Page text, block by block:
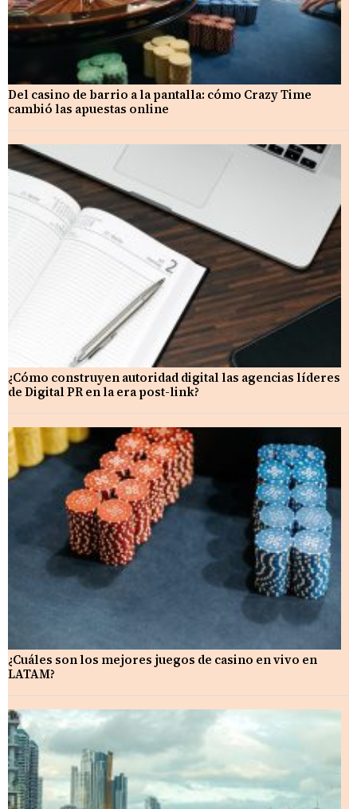
Del casino de barrio a la pantalla: cómo Crazy Time
cambió las apuestas online
¿Cómo construyen autoridad digital las agencias líderes
de Digital PR en la era post-link?
¿Cuáles son los mejores juegos de casino en vivo en
LATAM?